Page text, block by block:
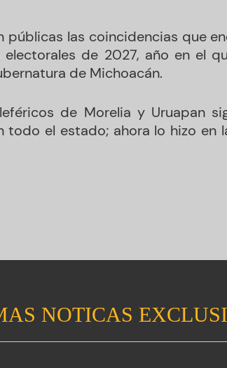
las coincidencias que
de 2027, año en el
de Michoacán.
de Morelia y Uruapan
el estado; ahora lo hizo en
NOTICAS